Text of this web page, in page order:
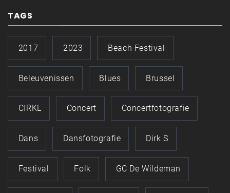
TAGS
2017 2023 Beach Festival
Beleuvenissen Blues Brussel
CIRKL Concert Concertfotografie
Dans Dansfotografie Dirk S
Festival Folk GC De Wildeman